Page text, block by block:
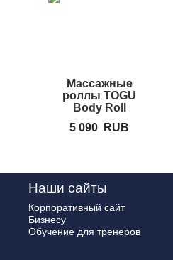
Массажные
роллы TOGU
Body Roll
5 090
RUB
Наши сайты
Корпоративный сайт
Бизнесу
Обучение для тренеров